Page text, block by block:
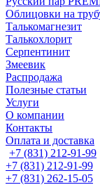
Облицовки на
Талькомагнезит
Талькохлорит
Серпентинит
Змеевик
Распродажа
Полезные статьи
Услуги
О компании
Контакты
Оплата и доставка
+7 (831) 212-91-99
+7 (831) 212-91-99
+7 (831) 262-15-05